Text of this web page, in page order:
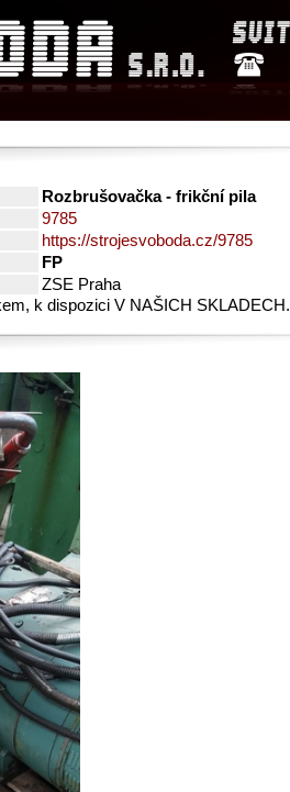
Rozbrušovačka - frikční pila
9785
https://strojesvoboda.cz/9785
FP
ZSE Praha
k dispozici V NAŠICH SKLADECH.